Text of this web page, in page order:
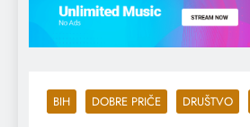
BIH DOBRE PRIČE DRUŠTVO